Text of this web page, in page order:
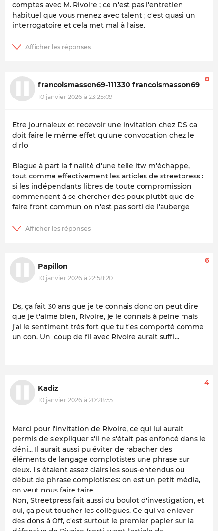
comptes avec M. Rivoire ; ce n'est pas l'entretien
habituel que vous menez avec talent ; c'est quasi un
interrogatoire et cela met mal à l'aise.
francoismasson69-111330 francoismasson69
10 janvier 2026 à 23:25:09
8
Etre journaleux et recevoir une invitation chez DS ca
doit faire le même effet qu'une convocation chez le
dirlo
Blague à part la finalité d'une telle itw m'échappe,
tout comme effectivement les articles de streetpress :
si les indépendants libres de toute compromission
commencent à se chercher des poux plutôt que de
faire front commun on n'est pas sorti de l'auberge
Papillon
10 janvier 2026 à 22:58:20
6
Ds, ça fait 30 ans que je te connais donc on peut dire
que je t'aime bien, Rivoire, je le connais à peine mais
j'ai le sentiment très fort que tu t'es comporté comme
un con. Un coup de fil avec Rivoire aurait suffi...
Kadiz
10 janvier 2026 à 20:28:55
4
Merci pour l'invitation de Rivoire, ce qui lui aurait
permis de s'expliquer s'il ne s'était pas enfoncé dans le
déni... Il aurait aussi pu éviter de rabacher des
éléments de langage complotistes une phrase sur
deux. Ils étaient assez clairs les sous-entendus ou
début de phrase complotistes: on est un petit média,
on veut nous faire taire...
Non, Streetpress fait aussi du boulot d'investigation, et
oui, ça peut toucher les collègues. Ce qui va enlever
des dons à Off, c'est surtout le premier papier sur la